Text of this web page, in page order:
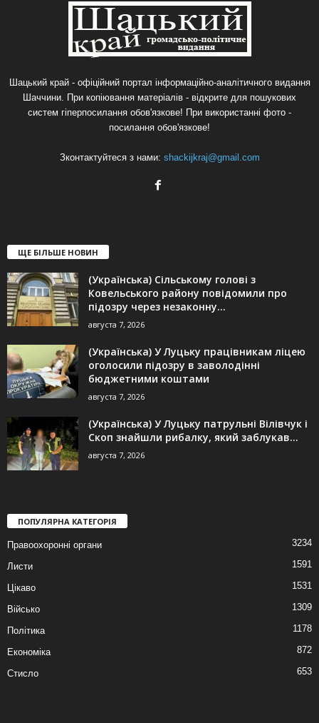
Шацький край - офіційний портал інформаційно-аналітичного видання
Шаччини. При копіювання матеріалів - відкрите для пошукових
систем гіперпосилання обов'язкове! При використанні фото -
посилання обов'язкове!
Зконтактуйтеся з нами: shackijkraj@gmail.com
ЩЕ БІЛЬШЕ НОВИН
(Українська) Сільському голові з
Ковельського району повідомили про
підозру через незаконну...
августа 7, 2026
(Українська) У Луцьку працівникам ліцею
оголосили підозру в заволодінні
бюджетними коштами
августа 7, 2026
(Українська) У Луцьку патрульні Вілівчук і
Скоп знайшли рибалку, який заблукав...
августа 7, 2026
ПОПУЛЯРНА КАТЕГОРІЯ
Правоохоронні органи 3234
Листи 1591
Цікаво 1531
Військо 1309
Політика 1178
Економіка 872
Стисло 653